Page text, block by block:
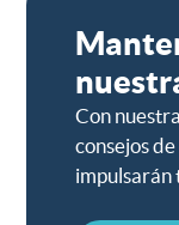
Con
consejos
impulsarán